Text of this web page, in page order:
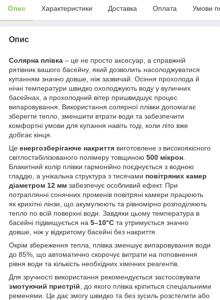
Опис Характеристики Доставка Оплата Умови
Опис
Солярна плівка – це не просто аксесуар, а справжній
рятівник вашого басейну, який дозволить насолоджуватися
купанням значно довше, ніж зазвичай. Осіння прохолода й
нічні температури швидко охолоджують воду у вуличних
басейнах, а прохолодний вітер пришвидшує процес
випаровування. Використання солярної плівки допомагає
зберегти тепло, зменшити втрати води та забезпечити
комфортні умови для купання навіть тоді, коли літо вже
добігає кінця.
Це енергозберігаюче накриття виготовлене з високоякісного
світлостабілізованого полімеру товщиною 500 мікрон
Блакитний колір плівки гармонійно поєднується з водною
гладдю, а унікальна структура з тисячами повітряних камер
діаметром 12 мм забезпечує особливий ефект. При
потраплянні сонячних променів повітряні камери працюють
як крихітні лінзи, що акумулюють та рівномірно розподіляють
тепло по всій поверхні води. Завдяки цьому температура в
басейні підвищується на 5–10°C та утримується значно
довше, ніж у відкритому басейні без накриття.
Окрім збереження тепла, плівка зменшує випаровування води
до 85%, що автоматично скорочує витрати на поповнення
рівня води та кількість необхідних хімічних реагентів.
Для зручності використання рекомендується застосовувати
змотуючий пристрій , до якого плівка кріпиться спеціальними
ременями. Це дає змогу швидко та без зусиль розстелити або